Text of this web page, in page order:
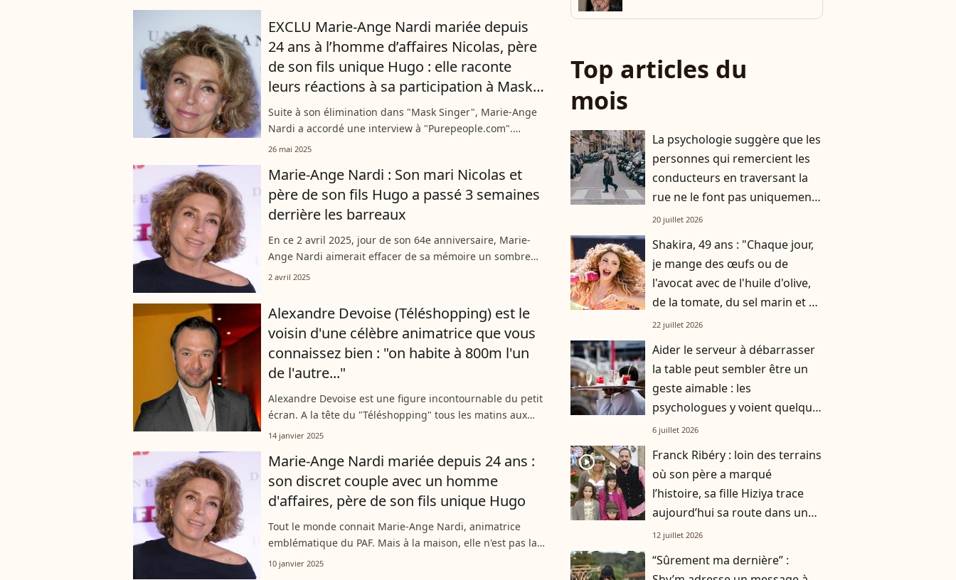
EXCLU Marie-Ange Nardi mariée depuis
24 ans à l’homme d’affaires Nicolas, père
de son fils unique Hugo : elle raconte
leurs réactions à sa participation à Mask
Singer
Suite à son élimination dans "Mask Singer", Marie-Ange
Nardi a accordé une interview à "Purepeople.com".
L'animatrice qui se cachait derrière le costume de la
26 mai 2025
Marie-Ange Nardi : Son mari Nicolas et
père de son fils Hugo a passé 3 semaines
derrière les barreaux
En ce 2 avril 2025, jour de son 64e anniversaire, Marie-
Ange Nardi aimerait effacer de sa mémoire un sombre
épisode de sa vie de couple : le passage en prison, en
2 avril 2025
Alexandre Devoise (Téléshopping) est le
voisin d'une célèbre animatrice que vous
connaissez bien : "on habite à 800m l'un
de l'autre..."
Alexandre Devoise est une figure incontournable du petit
écran. A la tête du "Téléshopping" tous les matins aux
côtés de Marie-Ange Nardi sur TF1, l'animateur s'était
14 janvier 2025
Marie-Ange Nardi mariée depuis 24 ans :
son discret couple avec un homme
d'affaires, père de son fils unique Hugo
Tout le monde connait Marie-Ange Nardi, animatrice
emblématique du PAF. Mais à la maison, elle n'est pas la
seule personnalité. En effet, son mari et père de son fils
10 janvier 2025
Top articles du
mois
La psychologie suggère que les
personnes qui remercient les
conducteurs en traversant la
rue ne le font pas uniquement
par gratitude
20 juillet 2026
Shakira, 49 ans : "Chaque jour,
je mange des œufs ou de
l'avocat avec de l'huile d'olive,
de la tomate, du sel marin et un
smoothie"
22 juillet 2026
Aider le serveur à débarrasser
la table peut sembler être un
geste aimable : les
psychologues y voient quelque
chose de bien plus profond.
6 juillet 2026
player2
Franck Ribéry : loin des terrains
où son père a marqué
l’histoire, sa fille Hiziya trace
aujourd’hui sa route dans un
tout autre univers
12 juillet 2026
“Sûrement ma dernière” :